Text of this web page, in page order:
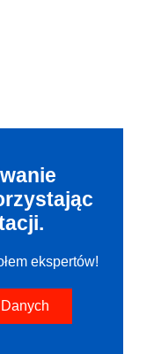
ekspertów!